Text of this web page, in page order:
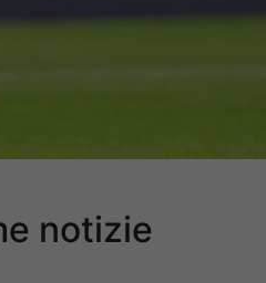
notizie